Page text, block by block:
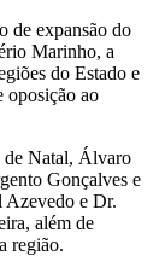
de expansão do
Marinho, a
do Estado e
oposição ao
de Natal, Álvaro
Gonçalves e
Azevedo e Dr.
além de
região.